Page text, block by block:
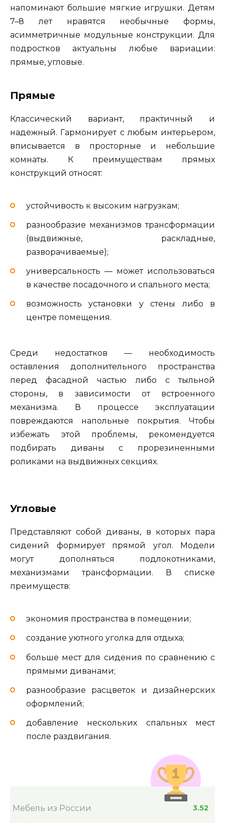
напоминают большие мягкие игрушки. Детям
7–8 лет нравятся необычные формы,
асимметричные модульные конструкции. Для
подростков актуальны любые вариации:
прямые, угловые.
Прямые
Классический вариант, практичный и
надежный. Гармонирует с любым интерьером,
вписывается в просторные и небольшие
комнаты. К преимуществам прямых
конструкций относят:
устойчивость к высоким нагрузкам;
разнообразие механизмов трансформации
(выдвижные, раскладные,
разворачиваемые);
универсальность — может использоваться
в качестве посадочного и спального места;
возможность установки у стены либо в
центре помещения.
Среди недостатков — необходимость
оставления дополнительного пространства
перед фасадной частью либо с тыльной
стороны, в зависимости от встроенного
механизма. В процессе эксплуатации
повреждаются напольные покрытия. Чтобы
избежать этой проблемы, рекомендуется
подбирать диваны с прорезиненными
роликами на выдвижных секциях.
Угловые
Представляют собой диваны, в которых пара
сидений формирует прямой угол. Модели
могут дополняться подлокотниками,
механизмами трансформации. В списке
преимуществ:
экономия пространства в помещении;
создание уютного уголка для отдыха;
больше мест для сидения по сравнению с
прямыми диванами;
разнообразие расцветок и дизайнерских
оформлений;
добавление нескольких спальных мест
после раздвигания.
Мебель из России 3.52